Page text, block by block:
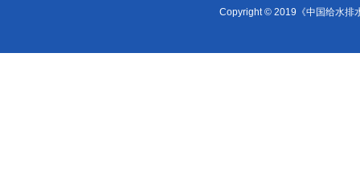
Copyright © 2019《中国给水排